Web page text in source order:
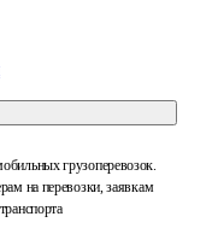
грузоперевозок.
на перевозки, заявкам